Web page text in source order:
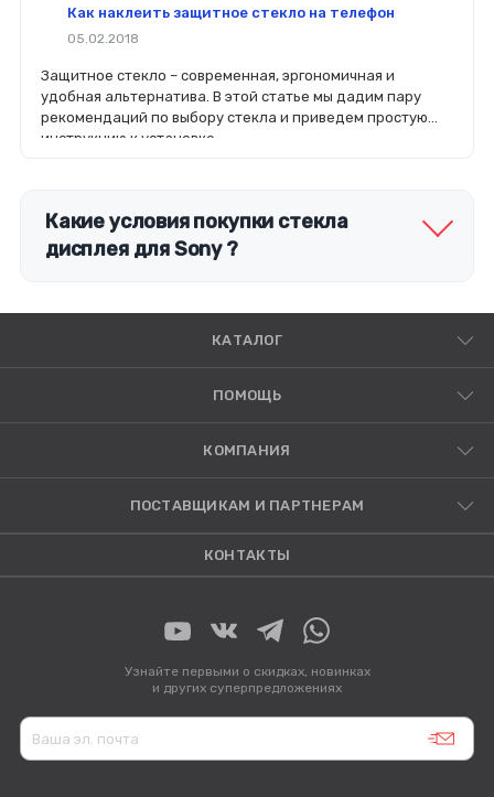
Как наклеить защитное стекло на телефон
05.02.2018
Защитное стекло – современная, эргономичная и
удобная альтернатива. В этой статье мы дадим пару
рекомендаций по выбору стекла и приведем простую
инструкцию к установке.
Какие условия покупки стекла
дисплея для Sony ?
КАТАЛОГ
ПОМОЩЬ
КОМПАНИЯ
ПОСТАВЩИКАМ И ПАРТНЕРАМ
КОНТАКТЫ
Узнайте первыми о скидках, новинках
и других суперпредложениях